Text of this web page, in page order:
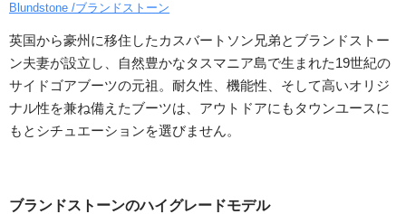
Blundstone /ブランドストーン
英国から豪州に移住したカスバートソン兄弟とブランドストー
ン夫妻が設立し、自然豊かなタスマニア島で生まれた19世紀の
サイドゴアブーツの元祖。耐久性、機能性、そして高いオリジ
ナル性を兼ね備えたブーツは、アウトドアにもタウンユースに
もとシチュエーションを選びません。
ブランドストーンのハイグレードモデル